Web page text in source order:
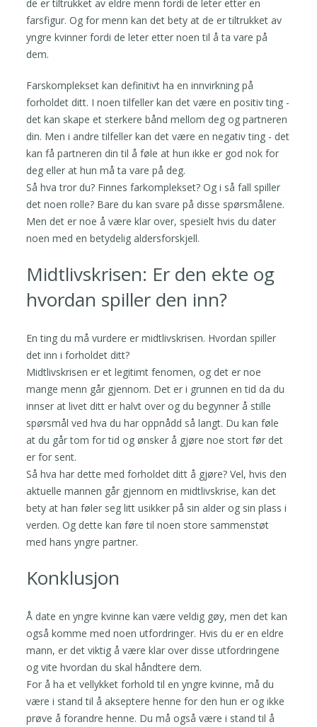
de er tiltrukket av eldre menn fordi de leter etter en
farsfigur. Og for menn kan det bety at de er tiltrukket av
yngre kvinner fordi de leter etter noen til å ta vare på
dem.
Farskomplekset kan definitivt ha en innvirkning på
forholdet ditt. I noen tilfeller kan det være en positiv ting -
det kan skape et sterkere bånd mellom deg og partneren
din. Men i andre tilfeller kan det være en negativ ting - det
kan få partneren din til å føle at hun ikke er god nok for
deg eller at hun må ta vare på deg.
Så hva tror du? Finnes farkomplekset? Og i så fall spiller
det noen rolle? Bare du kan svare på disse spørsmålene.
Men det er noe å være klar over, spesielt hvis du dater
noen med en betydelig aldersforskjell.
Midtlivskrisen: Er den ekte og
hvordan spiller den inn?
En ting du må vurdere er midtlivskrisen. Hvordan spiller
det inn i forholdet ditt?
Midtlivskrisen er et legitimt fenomen, og det er noe
mange menn går gjennom. Det er i grunnen en tid da du
innser at livet ditt er halvt over og du begynner å stille
spørsmål ved hva du har oppnådd så langt. Du kan føle
at du går tom for tid og ønsker å gjøre noe stort før det
er for sent.
Så hva har dette med forholdet ditt å gjøre? Vel, hvis den
aktuelle mannen går gjennom en midtlivskrise, kan det
bety at han føler seg litt usikker på sin alder og sin plass i
verden. Og dette kan føre til noen store sammenstøt
med hans yngre partner.
Konklusjon
Å date en yngre kvinne kan være veldig gøy, men det kan
også komme med noen utfordringer. Hvis du er en eldre
mann, er det viktig å være klar over disse utfordringene
og vite hvordan du skal håndtere dem.
For å ha et vellykket forhold til en yngre kvinne, må du
være i stand til å akseptere henne for den hun er og ikke
prøve å forandre henne. Du må også være i stand til å